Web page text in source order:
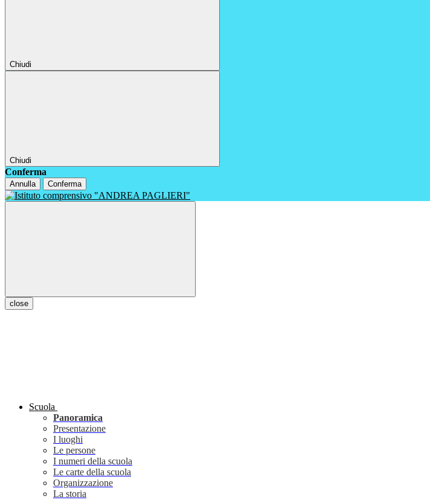
Chiudi
Chiudi
Conferma
Annulla Conferma
close
Scuola
Panoramica
Presentazione
I luoghi
Le persone
I numeri della scuola
Le carte della scuola
Organizzazione
La storia